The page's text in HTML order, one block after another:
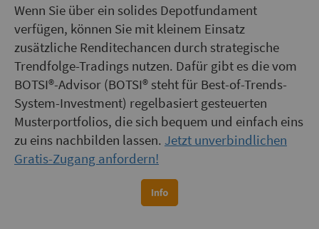
Wenn Sie über ein solides Depotfundament
verfügen, können Sie mit kleinem Einsatz
zusätzliche Renditechancen durch strategische
Trendfolge-Tradings nutzen. Dafür gibt es die vom
BOTSI®-Advisor (BOTSI® steht für Best-of-Trends-
System-Investment) regelbasiert gesteuerten
Musterportfolios, die sich bequem und einfach eins
zu eins nachbilden lassen. Jetzt unverbindlichen
Gratis-Zugang anfordern!